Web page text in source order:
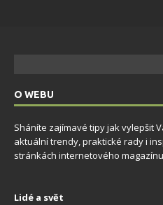
O WEBU
Sháníte zajímavé tipy jak vylepšit
aktuální trendy, praktické rady i
stránkách internetového magazínu
Lidé a svět